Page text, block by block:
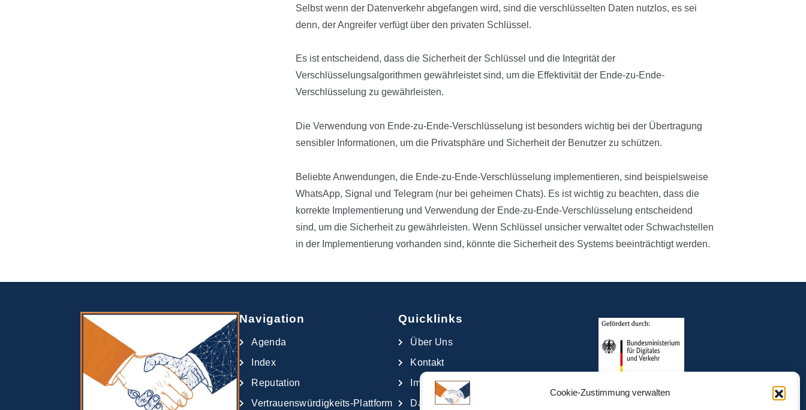
Cookie-Zustimmung verwalten
Selbst wenn der Datenverkehr abgefangen wird, sind die verschlüsselten Daten nutzlos, es sei
denn, der Angreifer verfügt über den privaten Schlüssel.
Es ist entscheidend, dass die Sicherheit der Schlüssel und die Integrität der
Verschlüsselungsalgorithmen gewährleistet sind, um die Effektivität der Ende-zu-Ende-
Verschlüsselung zu gewährleisten.
Die Verwendung von Ende-zu-Ende-Verschlüsselung ist besonders wichtig bei der Übertragung
sensibler Informationen, um die Privatsphäre und Sicherheit der Benutzer zu schützen.
Beliebte Anwendungen, die Ende-zu-Ende-Verschlüsselung implementieren, sind beispielsweise
WhatsApp, Signal und Telegram (nur bei geheimen Chats). Es ist wichtig zu beachten, dass die
korrekte Implementierung und Verwendung der Ende-zu-Ende-Verschlüsselung entscheidend
sind, um die Sicherheit zu gewährleisten. Wenn Schlüssel unsicher verwaltet oder Schwachstellen
in der Implementierung vorhanden sind, könnte die Sicherheit des Systems beeinträchtigt werden.
Navigation
Agenda
Index
Reputation
Vertrauenswürdigkeits-Plattform
Quicklinks
Über Uns
Kontakt
Impressum
Datenschutzerklärung